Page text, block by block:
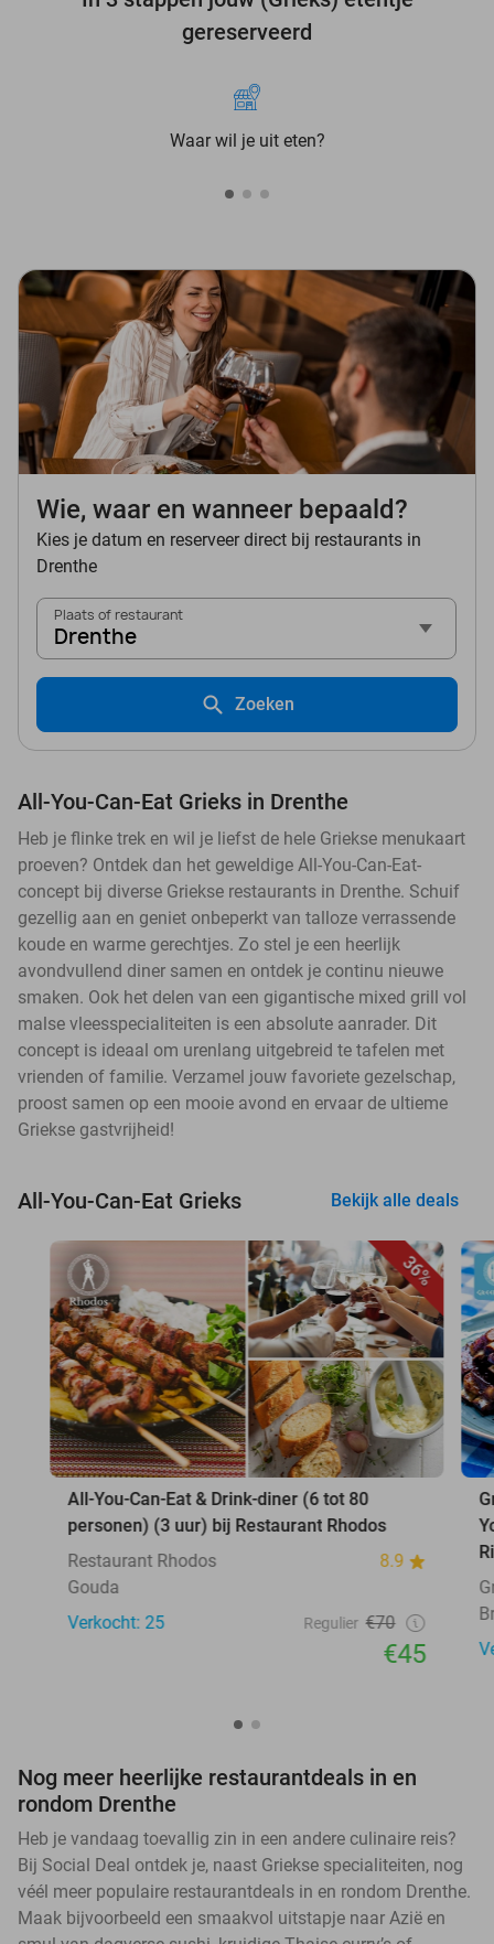
gereserveerd
Waar wil je uit eten?
Wie, waar en wanneer bepaald?
Kies je datum en reserveer direct bij restaurants in
Drenthe
Plaats of restaurant
Drenthe
Zoeken
All-You-Can-Eat Grieks in Drenthe
Heb je flinke trek en wil je liefst de hele Griekse menukaart
proeven? Ontdek dan het geweldige All-You-Can-Eat-
concept bij diverse Griekse restaurants in Drenthe. Schuif
gezellig aan en geniet onbeperkt van talloze verrassende
koude en warme gerechtjes. Zo stel je een heerlijk
avondvullend diner samen en ontdek je continu nieuwe
smaken. Ook het delen van een gigantische mixed grill vol
malse vleesspecialiteiten is een absolute aanrader. Dit
concept is ideaal om urenlang uitgebreid te tafelen met
vrienden of familie. Verzamel jouw favoriete gezelschap,
proost samen op een mooie avond en ervaar de ultieme
Griekse gastvrijheid!
All-You-Can-Eat Grieks Bekijk alle deals
36%
All-You-Can-Eat & Drink-diner (6 tot 80
personen) (3 uur) bij Restaurant Rhodos
Restaurant Rhodos
8.9
Gouda
Verkocht: 25
Regulier €70
€45
Nog meer heerlijke restaurantdeals in en
rondom Drenthe
Heb je vandaag toevallig zin in een andere culinaire reis?
Bij Social Deal ontdek je, naast Griekse specialiteiten, nog
véél meer populaire restaurantdeals in en rondom Drenthe.
Maak bijvoorbeeld een smaakvol uitstapje naar Azië en